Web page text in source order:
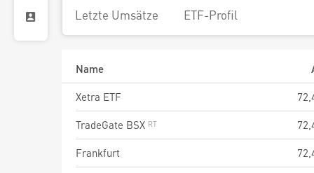
Letzte Umsätze ETF-Profil
Name
Xetra ETF
TradeGate BSX
Frankfurt